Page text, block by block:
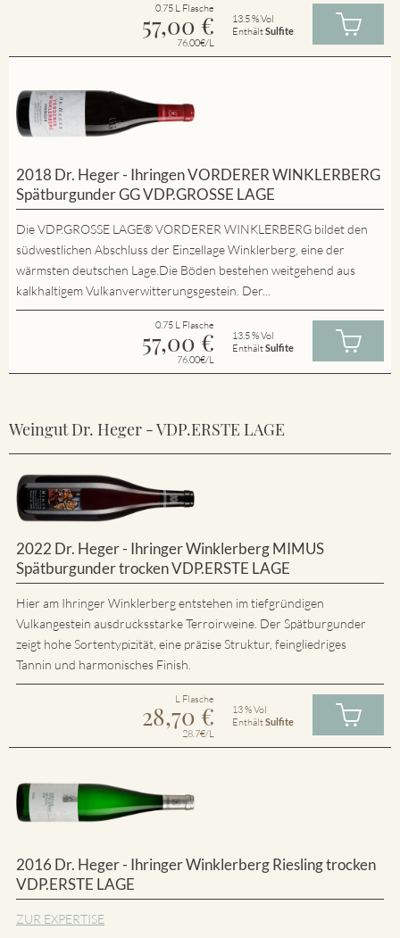
0.75 L Flasche
57,00 €
76.00€/L
13.5 % Vol
EnthältSulfite
2018 Dr. Heger - Ihringen VORDERER WINKLERBERG
Spätburgunder GG VDP.GROSSE LAGE
Die VDP.GROSSE LAGE® VORDERER WINKLERBERG bildet den
südwestlichen Abschluss der Einzellage Winklerberg, eine der
wärmsten deutschen Lage.Die Böden bestehen weitgehend aus
kalkhaltigem Vulkanverwitterungsgestein. Der...
0.75 L Flasche
57,00 €
76.00€/L
13.5 % Vol
EnthältSulfite
Weingut Dr. Heger - VDP.ERSTE LAGE
2022 Dr. Heger - Ihringer Winklerberg MIMUS
Spätburgunder trocken VDP.ERSTE LAGE
Hier am Ihringer Winklerberg entstehen im tiefgründigen
Vulkangestein ausdrucksstarke Terroirweine. Der Spätburgunder
zeigt hohe Sortentypizität, eine präzise Struktur, feingliedriges
Tannin und harmonisches Finish.
L Flasche
28,70 €
28.7€/L
13 % Vol
EnthältSulfite
2016 Dr. Heger - Ihringer Winklerberg Riesling trocken
VDP.ERSTE LAGE
ZUR EXPERTISE